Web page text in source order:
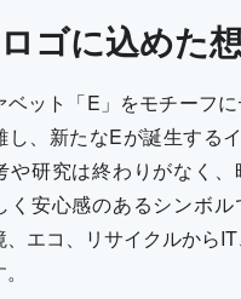
ロゴに込めた
ベット「E」をモチーフ
し、新たなEが誕生する
や研究は終わりがなく
く安心感のあるシンボ
、エコ、リサイクルから